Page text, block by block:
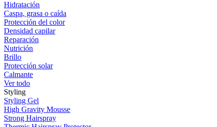
Hidratación
Caspa, grasa o caída
Protección del color
Densidad capilar
Reparación
Nutrición
Brillo
Protección solar
Calmante
Ver todo
Styling
Styling Gel
High Gravity Mousse
Strong Hairspray